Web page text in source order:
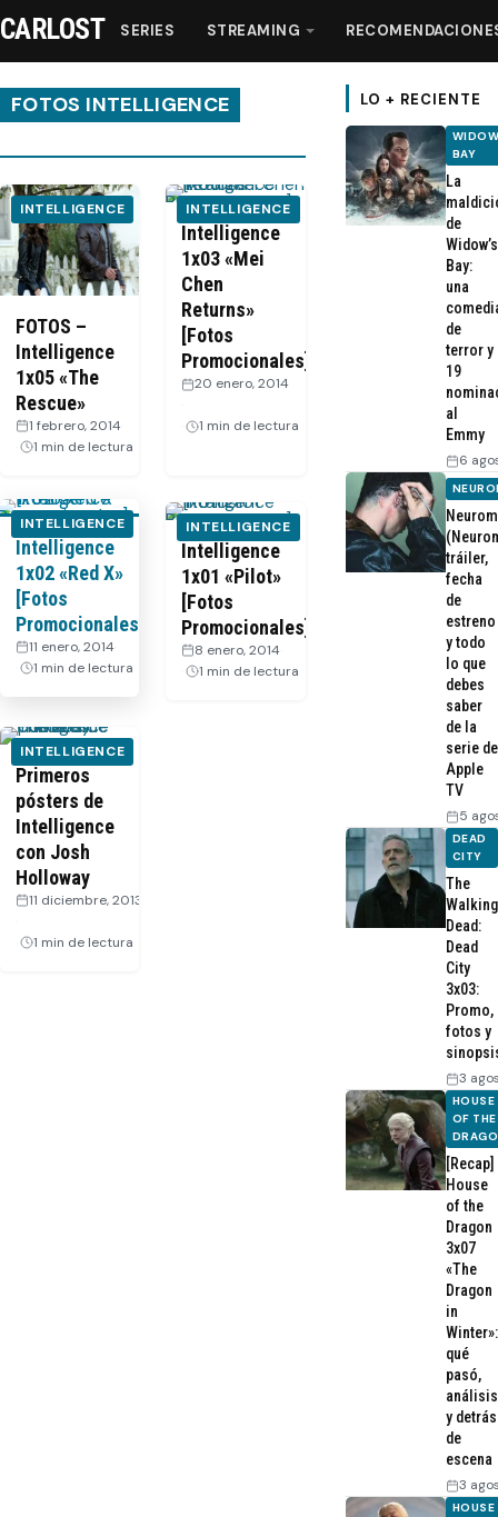
Streaming
Recomendaciones
Videos
Webisodios
CARLOST SERIES STREAMING
FOTOS INTELLIGENCE
INTELLIGENCE
FOTOS –
Intelligence
1x05 «The
Rescue»
1 febrero, 2014
1 min de lectura
INTELLIGENCE
Intelligence
1x03 «Mei
Chen
Returns»
[Fotos
Promocionales]
20 enero, 2014
1 min de lectura
INTELLIGENCE
Intelligence
1x02 «Red X»
[Fotos
Promocionales]
11 enero, 2014
1 min de lectura
INTELLIGENCE
Intelligence
1x01 «Pilot»
[Fotos
Promocionales]
8 enero, 2014
1 min de lectura
INTELLIGENCE
Primeros
pósters de
Intelligence
con Josh
Holloway
11 diciembre, 2013
1 min de lectura
LO + RECIENTE
BAY
La
de
Widow’s
Bay:
una
de
terror y
19
al
Emmy
6
tráiler,
fecha
de
estreno
y todo
lo que
debes
saber
de la
serie de
Apple
TV
5
DEAD
CITY
The
Walking
Dead:
Dead
City
3x03:
Promo,
fotos y
3
HOUSE
OF THE
[Recap]
House
of the
Dragon
3x07
«The
Dragon
in
Winter»:
qué
pasó,
análisis
y detrás
de
escena
3
HOUSE